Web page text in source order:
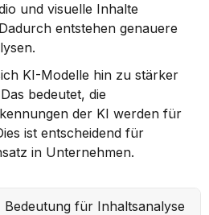
und visuelle Inhalte
entstehen genauere
KI-Modelle hin zu stärker
bedeutet, die
der KI werden für
ist entscheidend für
in Unternehmen.
Bedeutung für Inhaltsanalyse